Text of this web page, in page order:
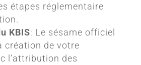
étapes réglementaire
KBIS: Le sésame officiel
création de votre
l’attribution des